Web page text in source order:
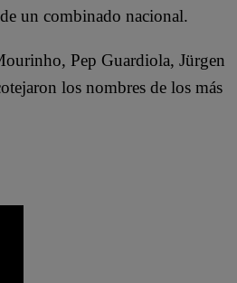
un combinado nacional.
Pep Guardiola, Jürgen
los nombres de los más